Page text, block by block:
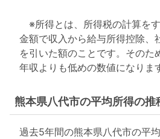
※所得とは、所得税の計算を
金額で収入から給与所得控除、
を引いた額のことです。そのた
年収よりも低めの数値になりま
熊本県八代市の平均所得の推
過去5年間の熊本県八代市の平